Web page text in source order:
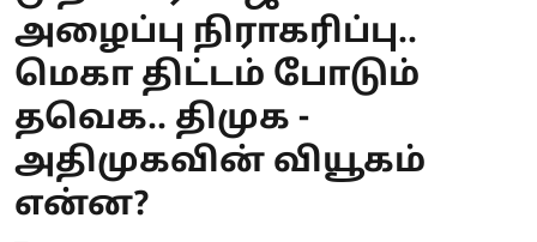
அழைப்பு நிராகரிப்பு..
மெகா திட்டம் போடும்
தவெக.. திமுக -
அதிமுகவின் வியூகம்
என்ன?